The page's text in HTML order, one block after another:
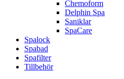
Chemoform
Delphin Spa
Saniklar
SpaCare
Spalock
Spabad
Spafilter
Tillbehör